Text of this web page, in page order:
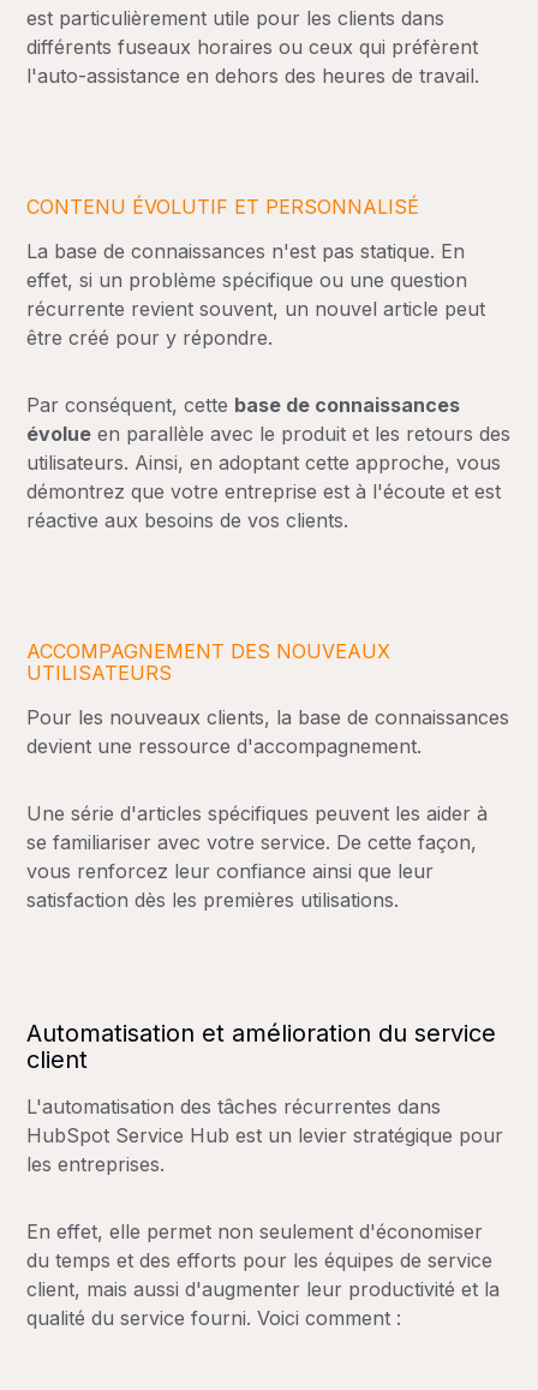
est particulièrement utile pour les clients dans
différents fuseaux horaires ou ceux qui préfèrent
l'auto-assistance en dehors des heures de travail.
CONTENU ÉVOLUTIF ET PERSONNALISÉ
La base de connaissances n'est pas statique. En
effet, si un problème spécifique ou une question
récurrente revient souvent, un nouvel article peut
être créé pour y répondre.
Par conséquent, cette base de connaissances
évolue en parallèle avec le produit et les retours des
utilisateurs. Ainsi, en adoptant cette approche, vous
démontrez que votre entreprise est à l'écoute et est
réactive aux besoins de vos clients.
ACCOMPAGNEMENT DES NOUVEAUX
UTILISATEURS
Pour les nouveaux clients, la base de connaissances
devient une ressource d'accompagnement.
Une série d'articles spécifiques peuvent les aider à
se familiariser avec votre service. De cette façon,
vous renforcez leur confiance ainsi que leur
satisfaction dès les premières utilisations.
Automatisation et amélioration du service
client
L'automatisation des tâches récurrentes dans
HubSpot Service Hub est un levier stratégique pour
les entreprises.
En effet, elle permet non seulement d'économiser
du temps et des efforts pour les équipes de service
client, mais aussi d'augmenter leur productivité et la
qualité du service fourni. Voici comment :